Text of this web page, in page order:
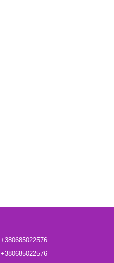
+380685022576
+380685022576